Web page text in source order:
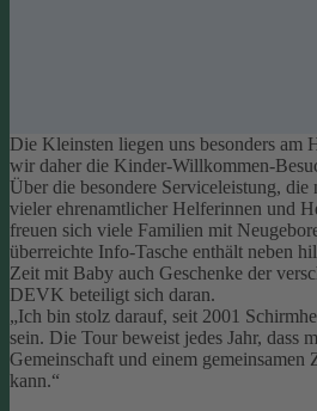
Die Kleinsten liegen uns besonders am
wir daher die Kinder-Willkommen-
Über die besondere Serviceleistung, die
vieler ehrenamtlicher Helferinnen und
freuen sich viele Familien mit
überreichte Info-Tasche enthält neben
Zeit mit Baby auch Geschenke der
DEVK beteiligt sich daran.
„Ich bin stolz darauf, seit 2001
sein. Die Tour beweist jedes Jahr, dass
Gemeinschaft und einem
kann.“